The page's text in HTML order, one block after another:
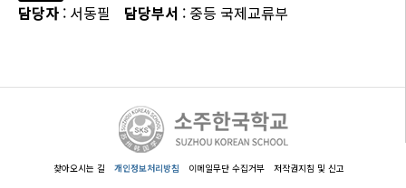
담당자 : 서동필 담당부서 : 중등 국제교류부
찾아오시는 길 개인정보처리방침 이메일무단 수집거부 저작권지침 및 신고